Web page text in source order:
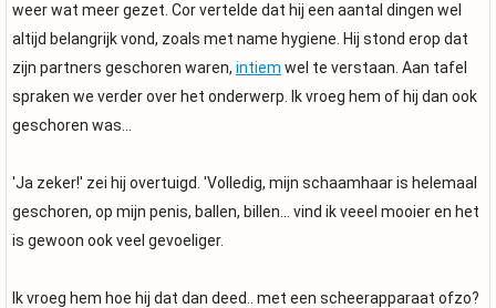
weer wat meer gezet. Cor vertelde dat hij een aantal dingen wel
altijd belangrijk vond, zoals met name hygiene. Hij stond erop dat
zijn partners geschoren waren, intiem wel te verstaan. Aan tafel
spraken we verder over het onderwerp. Ik vroeg hem of hij dan ook
geschoren was...
'Ja zeker!' zei hij overtuigd. 'Volledig, mijn schaamhaar is helemaal
geschoren, op mijn penis, ballen, billen... vind ik veeel mooier en het
is gewoon ook veel gevoeliger.
Ik vroeg hem hoe hij dat dan deed.. met een scheerapparaat ofzo?